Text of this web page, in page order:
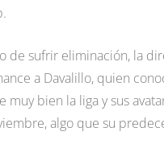
sufrir eliminación, la
a Davalillo, quien
bien la liga y sus
algo que su